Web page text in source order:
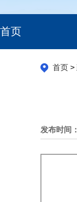
首页
首页>
发布时间